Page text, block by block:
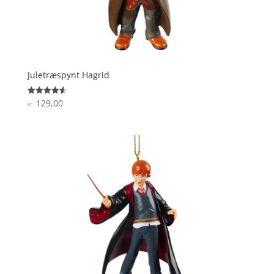
Juletræspynt Hagrid
Vurderet
4.6
kr. 129,00